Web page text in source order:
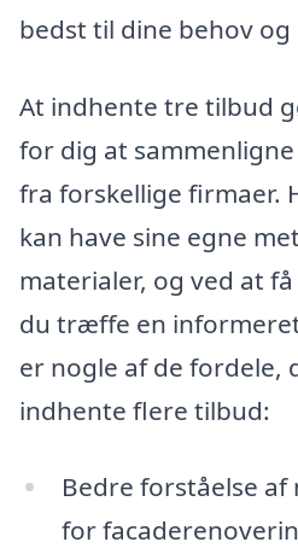
bedst til dine behov
At indhente tre tilbud
for dig at
fra forskellige firmaer.
kan have sine egne
materialer, og ved at
du træffe en
er nogle af de fordele,
indhente flere tilbud:
Bedre forståelse
for